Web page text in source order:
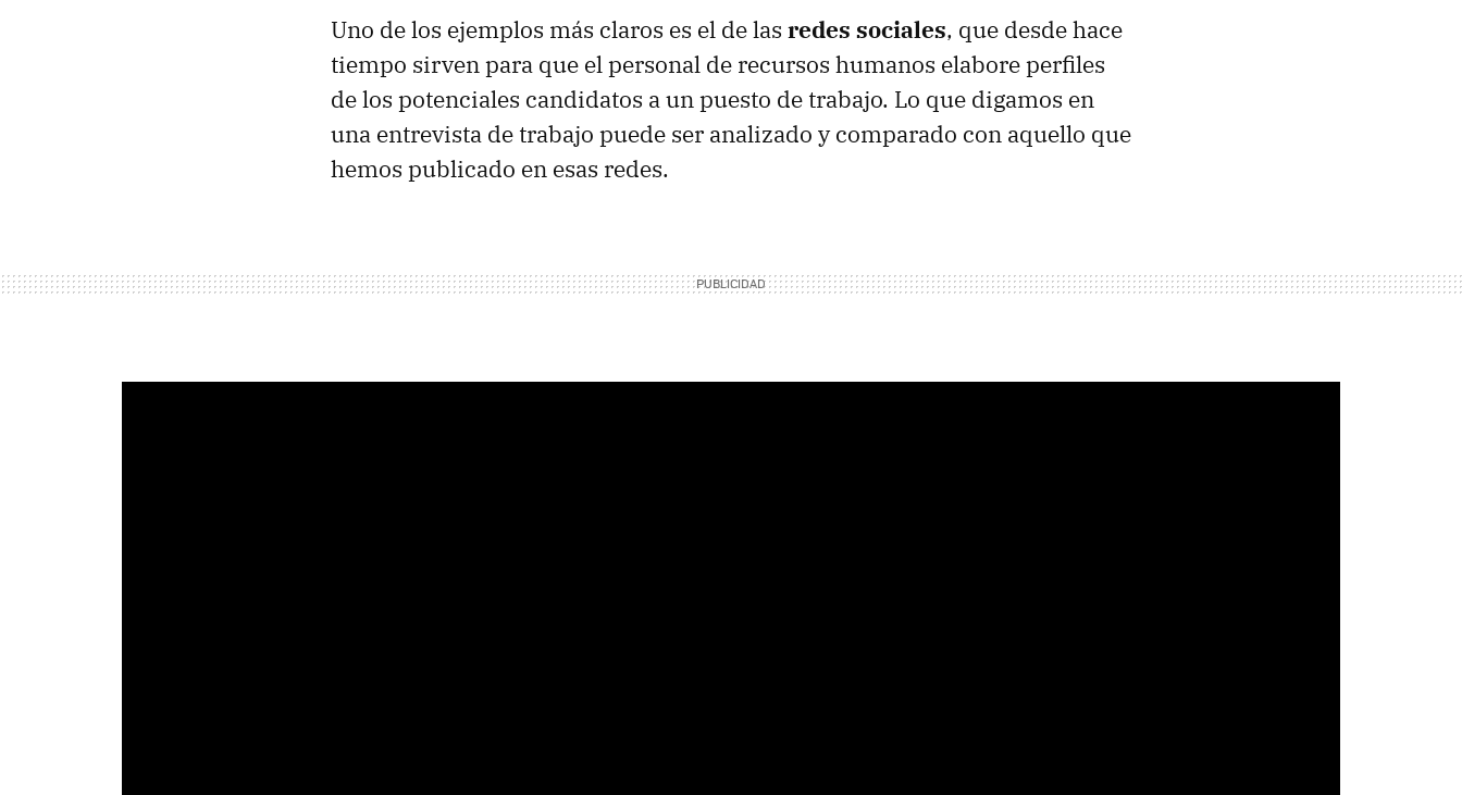
Uno de los ejemplos más claros es el de las redes sociales, que desde hace
tiempo sirven para que el personal de recursos humanos elabore perfiles
de los potenciales candidatos a un puesto de trabajo. Lo que digamos en
una entrevista de trabajo puede ser analizado y comparado con aquello que
hemos publicado en esas redes.